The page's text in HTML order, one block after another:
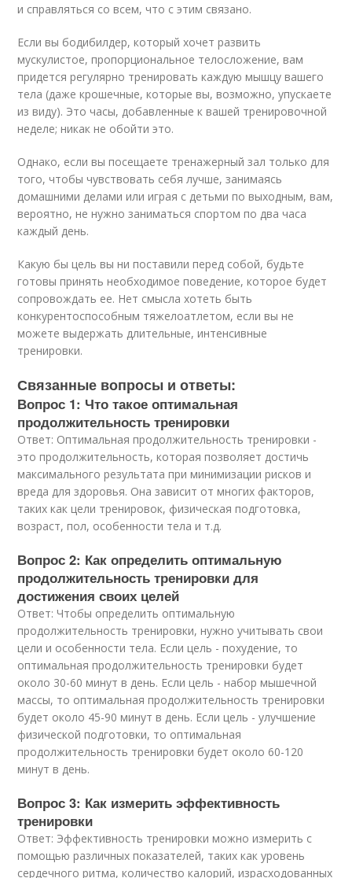
и справляться со всем, что с этим связано.
Если вы бодибилдер, который хочет развить
мускулистое, пропорциональное телосложение, вам
придется регулярно тренировать каждую мышцу вашего
тела (даже крошечные, которые вы, возможно, упускаете
из виду). Это часы, добавленные к вашей тренировочной
неделе; никак не обойти это.
Однако, если вы посещаете тренажерный зал только для
того, чтобы чувствовать себя лучше, занимаясь
домашними делами или играя с детьми по выходным, вам,
вероятно, не нужно заниматься спортом по два часа
каждый день.
Какую бы цель вы ни поставили перед собой, будьте
готовы принять необходимое поведение, которое будет
сопровождать ее. Нет смысла хотеть быть
конкурентоспособным тяжелоатлетом, если вы не
можете выдержать длительные, интенсивные
тренировки.
Связанные вопросы и ответы:
Вопрос 1: Что такое оптимальная
продолжительность тренировки
Ответ: Оптимальная продолжительность тренировки -
это продолжительность, которая позволяет достичь
максимального результата при минимизации рисков и
вреда для здоровья. Она зависит от многих факторов,
таких как цели тренировок, физическая подготовка,
возраст, пол, особенности тела и т.д.
Вопрос 2: Как определить оптимальную
продолжительность тренировки для
достижения своих целей
Ответ: Чтобы определить оптимальную
продолжительность тренировки, нужно учитывать свои
цели и особенности тела. Если цель - похудение, то
оптимальная продолжительность тренировки будет
около 30-60 минут в день. Если цель - набор мышечной
массы, то оптимальная продолжительность тренировки
будет около 45-90 минут в день. Если цель - улучшение
физической подготовки, то оптимальная
продолжительность тренировки будет около 60-120
минут в день.
Вопрос 3: Как измерить эффективность
тренировки
Ответ: Эффективность тренировки можно измерить с
помощью различных показателей, таких как уровень
сердечного ритма, количество калорий, израсходованных